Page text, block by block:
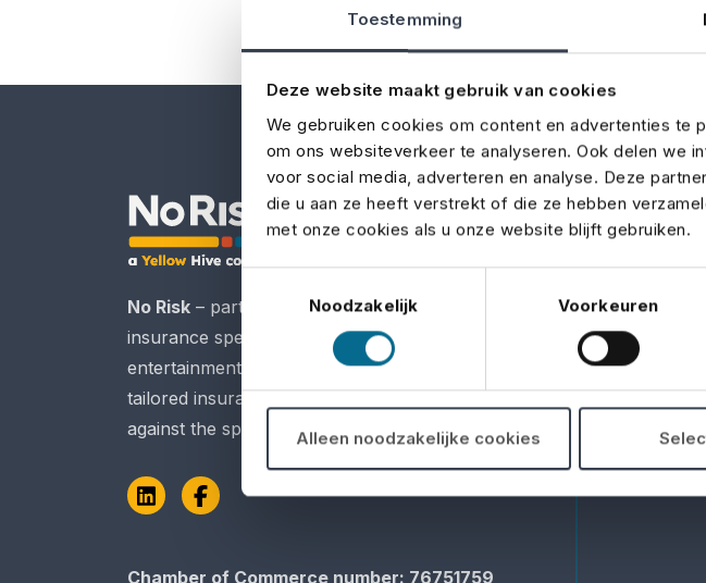
Toestemming
Deze website maakt gebruik van cookies
We gebruiken cookies om content en advertenties te
om ons websiteverkeer te analyseren. Ook delen we
voor social media, adverteren en analyse. Deze
die u aan ze heeft verstrekt of die ze hebben
met onze cookies als u onze website blijft gebruiken.
Noodzakelijk
Voorkeuren
Alleen noodzakelijke cookies
No Risk – part of Yellow Hive – is the
insurance specialist for the events,
entertainment, and film industries. We provide
tailored insurance solutions to protect you
against the specific risks of your sector.
LinkedInFacebook
Chamber of Commerce​​​​​​​ number: 76751759
other